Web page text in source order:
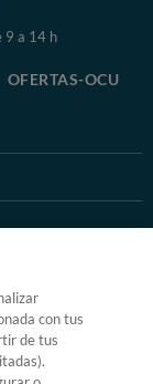
9 a 14 h
OFERTAS-OCU
de OCU
con tus
de tus